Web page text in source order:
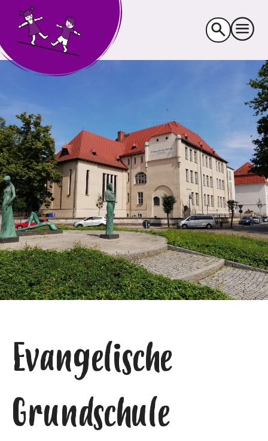
Suche
nach:
Evangelische
Grundschule